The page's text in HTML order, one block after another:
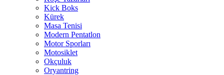
Kick Boks
Kürek
Masa Tenisi
Modern Pentatlon
Motor Sporları
Motosiklet
Okçuluk
Oryantring